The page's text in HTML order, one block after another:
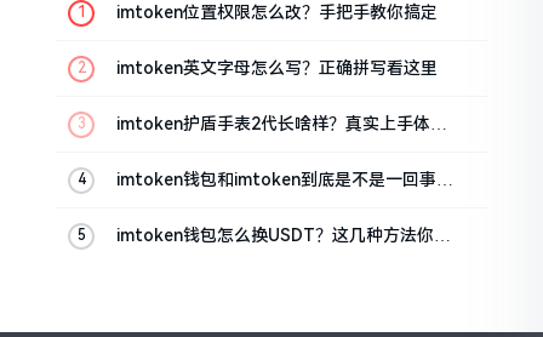
imtoken位置权限怎么改？手把手教你搞定
imtoken英文字母怎么写？正确拼写看这里
imtoken护盾手表2代长啥样？真实上手体验
imtoken钱包和imtoken到底是不是一回事？
imtoken钱包怎么换USDT？这几种方法你得